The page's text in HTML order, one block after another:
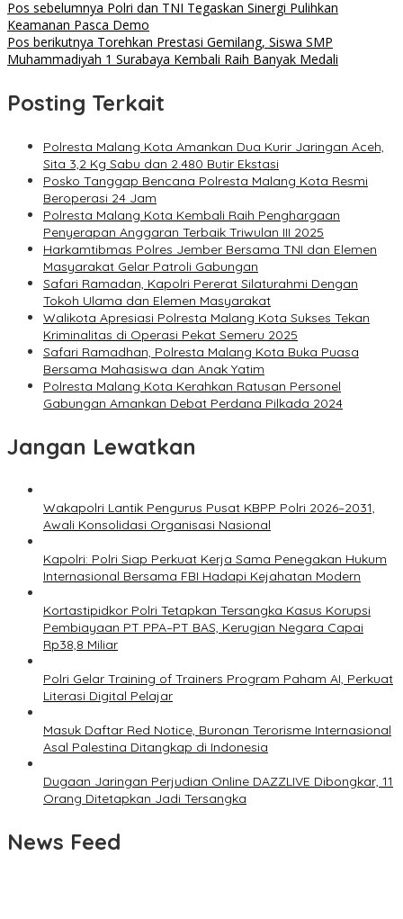
Pos sebelumnya Polri dan TNI Tegaskan Sinergi Pulihkan
Keamanan Pasca Demo
Pos berikutnya Torehkan Prestasi Gemilang, Siswa SMP
Muhammadiyah 1 Surabaya Kembali Raih Banyak Medali
Posting Terkait
Polresta Malang Kota Amankan Dua Kurir Jaringan Aceh,
Sita 3,2 Kg Sabu dan 2.480 Butir Ekstasi
Posko Tanggap Bencana Polresta Malang Kota Resmi
Beroperasi 24 Jam
Polresta Malang Kota Kembali Raih Penghargaan
Penyerapan Anggaran Terbaik Triwulan III 2025
Harkamtibmas Polres Jember Bersama TNI dan Elemen
Masyarakat Gelar Patroli Gabungan
Safari Ramadan, Kapolri Pererat Silaturahmi Dengan
Tokoh Ulama dan Elemen Masyarakat
Walikota Apresiasi Polresta Malang Kota Sukses Tekan
Kriminalitas di Operasi Pekat Semeru 2025
Safari Ramadhan, Polresta Malang Kota Buka Puasa
Bersama Mahasiswa dan Anak Yatim
Polresta Malang Kota Kerahkan Ratusan Personel
Gabungan Amankan Debat Perdana Pilkada 2024
Jangan Lewatkan
Wakapolri Lantik Pengurus Pusat KBPP Polri 2026–2031,
Awali Konsolidasi Organisasi Nasional
Kapolri: Polri Siap Perkuat Kerja Sama Penegakan Hukum
Internasional Bersama FBI Hadapi Kejahatan Modern
Kortastipidkor Polri Tetapkan Tersangka Kasus Korupsi
Pembiayaan PT PPA–PT BAS, Kerugian Negara Capai
Rp38,8 Miliar
Polri Gelar Training of Trainers Program Paham AI, Perkuat
Literasi Digital Pelajar
Masuk Daftar Red Notice, Buronan Terorisme Internasional
Asal Palestina Ditangkap di Indonesia
Dugaan Jaringan Perjudian Online DAZZLIVE Dibongkar, 11
Orang Ditetapkan Jadi Tersangka
News Feed